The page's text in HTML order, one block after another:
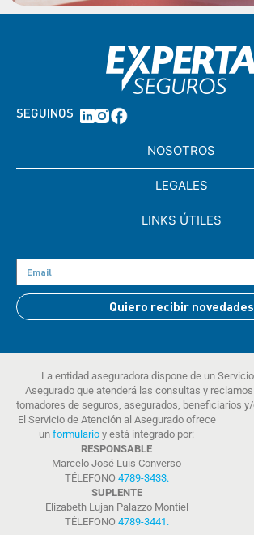
SEGUINOS
NOSOTROS
LEGALES
LINKS ÚTILES
Quiero recibir novedades
La entidad aseguradora dispone de un
Asegurado que atenderá las consultas y
tomadores de seguros, asegurados, beneficiarios
El Servicio de Atención al Asegurado ofrece
un formulario y está integrado por:
RESPONSABLE
Marcelo José Luis Converso
TÉLEFONO 4789-3433.
SUPLENTE
Elizabeth Lujan Palazzo Montiel
TÉLEFONO 4789-3441 .